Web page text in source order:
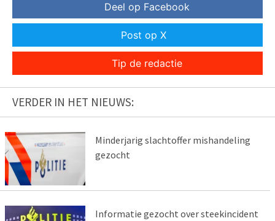
Deel op Facebook
Post op X
Tip de redactie
VERDER IN HET NIEUWS:
Minderjarig slachtoffer mishandeling
gezocht
Informatie gezocht over steekincident